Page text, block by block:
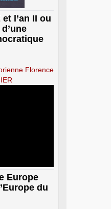
et l’an II ou
Florence
Europe
du